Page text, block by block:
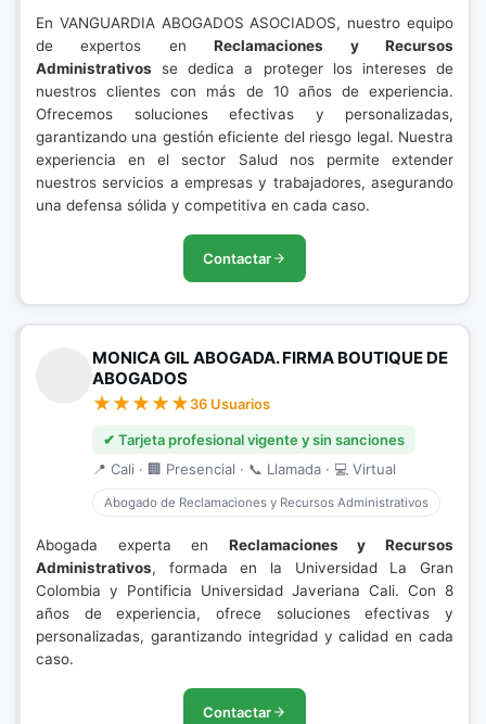
En VANGUARDIA ABOGADOS ASOCIADOS, nuestro equipo
de expertos enReclamaciones y Recursos
Administrativos se dedica a proteger los intereses de
nuestros clientes con más de 10 años de experiencia.
Ofrecemos soluciones efectivas y personalizadas,
garantizando una gestión eficiente del riesgo legal. Nuestra
experiencia en el sector Salud nos permite extender
nuestros servicios a empresas y trabajadores, asegurando
una defensa sólida y competitiva en cada caso.
Contactar
MONICA GIL ABOGADA. FIRMA BOUTIQUE DE
ABOGADOS
36 Usuarios
✔ Tarjeta profesional vigente y sin sanciones
📍 Cali · 🏢 Presencial · 📞 Llamada · 💻 Virtual
Abogado de Reclamaciones y Recursos Administrativos
Abogada experta en Reclamaciones y Recursos
Administrativos, formada en la Universidad La Gran
Colombia y Pontificia Universidad Javeriana Cali. Con 8
años de experiencia, ofrece soluciones efectivas y
personalizadas, garantizando integridad y calidad en cada
caso.
Contactar